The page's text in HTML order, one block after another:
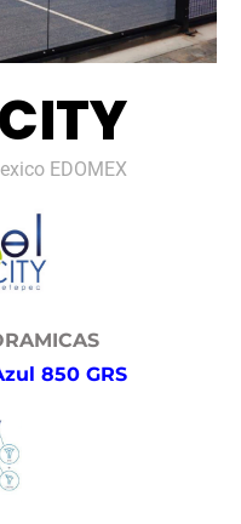
EDOMEX
850 GRS